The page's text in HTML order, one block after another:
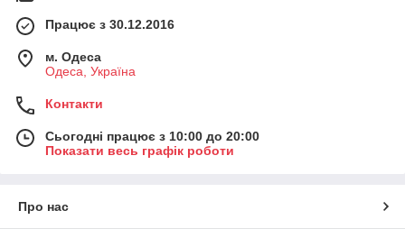
Працює з 30.12.2016
м. Одеса
Одеса, Україна
Контакти
Сьогодні працює з 10:00 до 20:00
Показати весь графік роботи
Про нас